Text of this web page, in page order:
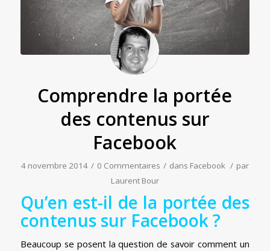
Comprendre la portée
des contenus sur
Facebook
4 novembre 2014 / 0 Commentaires / dans Facebook / par
Laurent Bour
Qu’en est-il de la portée des
contenus sur Facebook ?
Beaucoup se posent la question de savoir comment un